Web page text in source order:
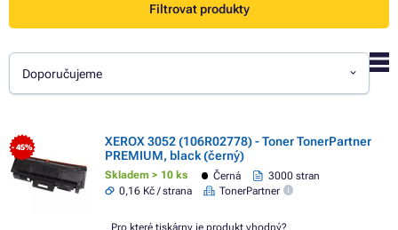
Filtrovat produkty
Doporučujeme
- 45%
XEROX 3052 (106R02778) - Toner TonerPartner
PREMIUM, black (černý)
Skladem > 10 ks Černá
3000 stran
0,16 Kč / strana
TonerPartner
Pro které tiskárny je produkt vhodný?